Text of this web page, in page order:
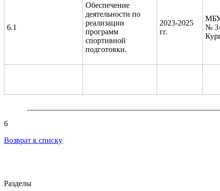
6.1
Обеспечение
деятельности по
реализации
программ
спортивной
подготовки.
2023-2025
гг.
№
6
Возврат к списку
Разделы